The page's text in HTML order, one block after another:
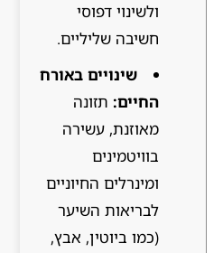
ולשינוי דפוסי
חשיבה שליליים.
שינויים באורח
החיים: תזונה
מאוזנת, עשירה
בוויטמינים
ומינרלים החיוניים
לבריאות השיער
(כמו ביוטין, אבץ,